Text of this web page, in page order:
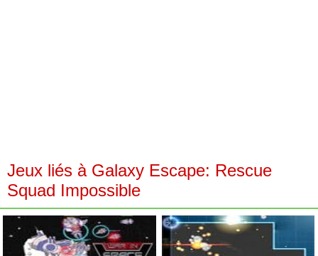
Jeux liés à Galaxy Escape: Rescue
Squad Impossible